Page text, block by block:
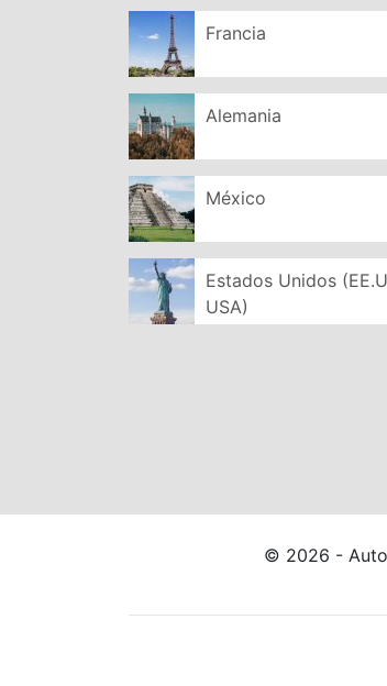
Francia
Alemania
México
Estados Unidos
USA)
© 2026 -